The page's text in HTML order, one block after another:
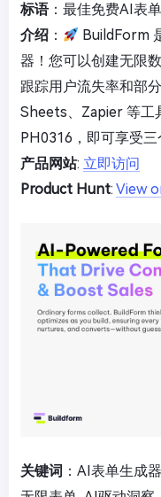
标语：最佳免费AI表
介绍 ：
BuildForm
器！您可以创建无限
跟踪用户流失率和部
Sheets、Zapier 等工
PH0316，即可享受
产品网站: 立即访问
Product Hunt: View
关键词 ：AI表单生成